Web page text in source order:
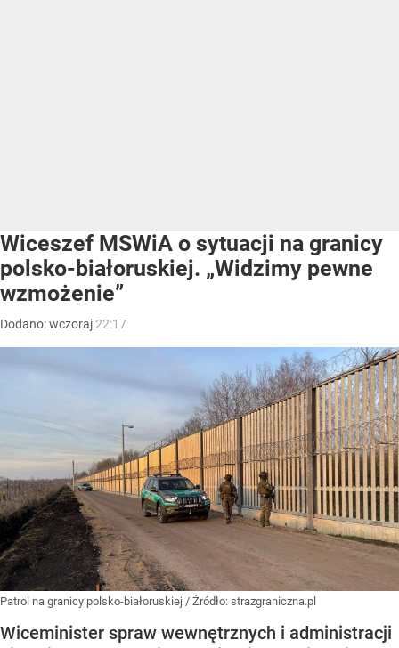
Wiceszef MSWiA o sytuacji na granicy
polsko-białoruskiej. „Widzimy pewne
wzmożenie”
Dodano:wczoraj 22:17
Patrol na granicy polsko-białoruskiej / Źródło: strazgraniczna.pl
Wiceminister spraw wewnętrznych i administracji